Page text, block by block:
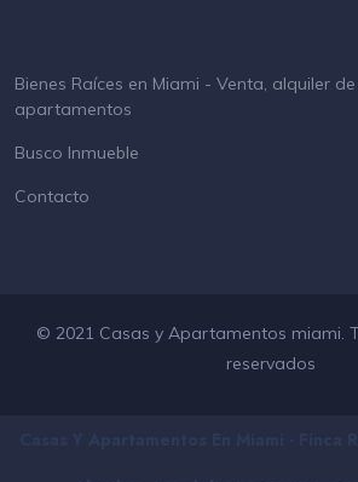
Bienes Raíces en Miami - Venta, alquiler
apartamentos
Busco Inmueble
Contacto
© 2021 Casas y Apartamentos miami.
reservados